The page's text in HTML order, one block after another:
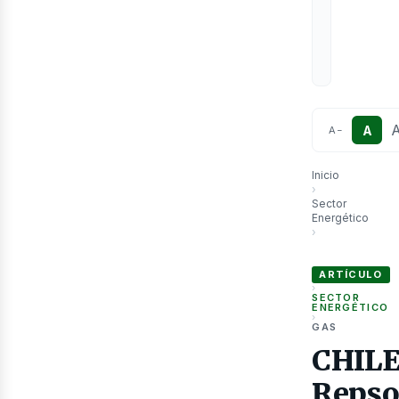
A − A
Inicio
›
Sector
Energético
›
ARTÍCULO
›
SECTOR
ENERGÉTICO
›
GAS